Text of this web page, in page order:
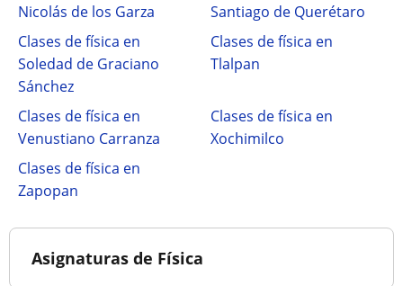
Nicolás de los Garza
Santiago de Querétaro
Clases de física en
Soledad de Graciano
Sánchez
Clases de física en
Tlalpan
Clases de física en
Venustiano Carranza
Clases de física en
Xochimilco
Clases de física en
Zapopan
Asignaturas de Física